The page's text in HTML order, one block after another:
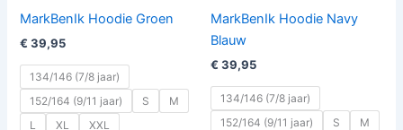
MarkBenIk Hoodie Groen
€ 39,95
134/146 (7/8 jaar)
152/164 (9/11 jaar)
S
M
L
XL XXL
MarkBenIk Hoodie Navy
Blauw
€ 39,95
134/146 (7/8 jaar)
152/164 (9/11 jaar)
S M